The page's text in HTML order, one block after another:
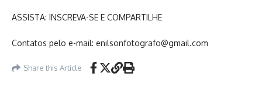
ASSISTA: INSCREVA-SE E COMPARTILHE
Contatos pelo e-mail: enilsonfotografo@gmail.com
Share this Article